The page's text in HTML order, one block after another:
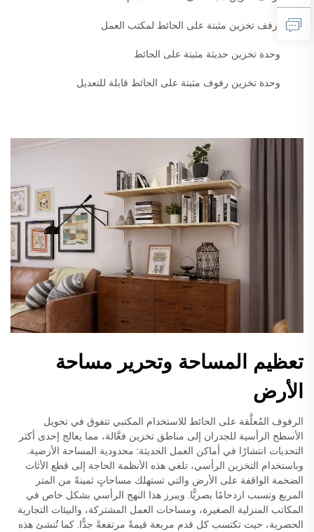
أرفف تخزين مثبتة على الحائط لمكتب العمل
وحدة تخزين حديثة مثبتة على الحائط
وحدة تخزين رفوف مثبتة على الحائط قابلة للتعديل
تعظيم المساحة وتحرير مساحة
الأرض
الرفوف المُعلَّقة على الحائط للاستخدام المكتبي تتفوق في تحويل
الأسطح الرأسية للجدران إلى مناطق تخزين فعَّالة، مما يعالج إحدى أكثر
التحديات انتشارًا في أماكن العمل الحديثة: محدودية المساحة الأرضية.
وباستخدام التخزين الرأسي، تلغي هذه الأنظمة الحاجة إلى قطع الأثاث
الضخمة الواقفة على الأرض والتي تستهلك مساحاتٍ ثمينةً من المتر
المربع وتسبب ازدحامًا بصريًّا. ويبرز هذا النهج الرأسي بشكل خاص في
المكاتب المنزلية الصغيرة، ومساحات العمل المشتركة، والبيئات التجارية
الحضرية، حيث تكتسب كل قدم مربعة قيمةً مرتفعةً جدًّا. كما تُنشئ هذه